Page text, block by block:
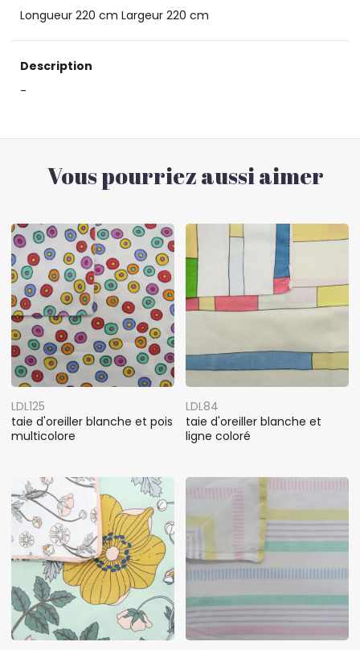
Longueur 220 cm Largeur 220 cm
Description
-
Vous pourriez aussi aimer
LDL125
taie d'oreiller blanche et pois
multicolore
LDL84
taie d'oreiller blanche et
ligne coloré